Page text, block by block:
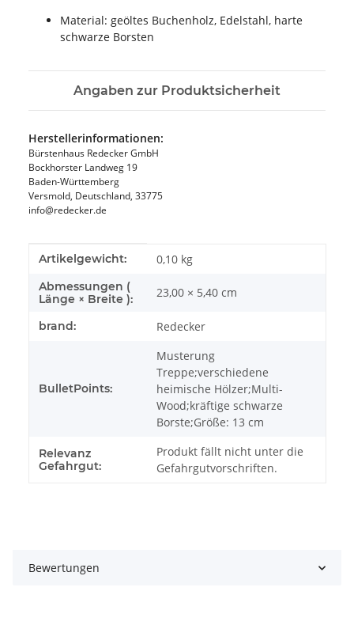
Material: geöltes Buchenholz, Edelstahl, harte
schwarze Borsten
Angaben zur Produktsicherheit
Herstellerinformationen:
Bürstenhaus Redecker GmbH
Bockhorster Landweg 19
Baden-Württemberg
Versmold, Deutschland, 33775
info@redecker.de
Produkteigenschaft
Wert
Artikelgewicht: 0,10 kg
Abmessungen (
Länge × Breite ):
23,00 × 5,40 cm
brand: Redecker
BulletPoints:
Musterung
Treppe;verschiedene
heimische Hölzer;Multi-
Wood;kräftige schwarze
Borste;Größe: 13 cm
Relevanz
Gefahrgut:
Produkt fällt nicht unter die
Gefahrgutvorschriften.
Bewertungen